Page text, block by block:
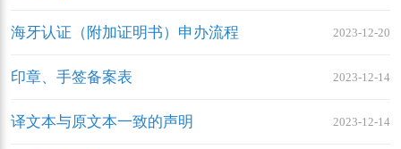
海牙认证（附加证明书）申办流程 2023-12-20
印章、手签备案表 2023-12-14
译文本与原文本一致的声明 2023-12-14